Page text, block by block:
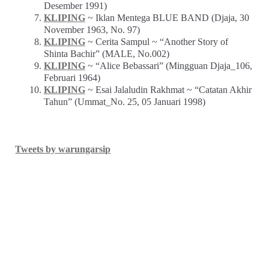
Desember 1991)
KLIPING~ Iklan Mentega BLUE BAND (Djaja, 30
November 1963, No. 97)
KLIPING~ Cerita Sampul ~ “Another Story of
Shinta Bachir” (MALE, No.002)
KLIPING~ “Alice Bebassari” (Mingguan Djaja_106,
Februari 1964)
KLIPING~ Esai Jalaludin Rakhmat ~ “Catatan Akhir
Tahun” (Ummat_No. 25, 05 Januari 1998)
Tweets by warungarsip